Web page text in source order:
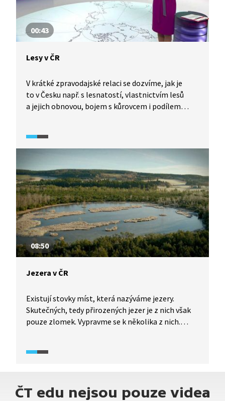
00:43
Lesy v ČR
V krátké zpravodajské relaci se dozvíme, jak je
to v Česku např. s lesnatostí, vlastnictvím lesů
a jejich obnovou, bojem s kůrovcem i podílem
08:50
Jezera v ČR
Existují stovky míst, která nazýváme jezery.
Skutečných, tedy přirozených jezer je z nich však
pouze zlomek. Vypravme se k několika z nich.
a mokřadech bují pestrý život.
ČT edu nejsou pouze videa